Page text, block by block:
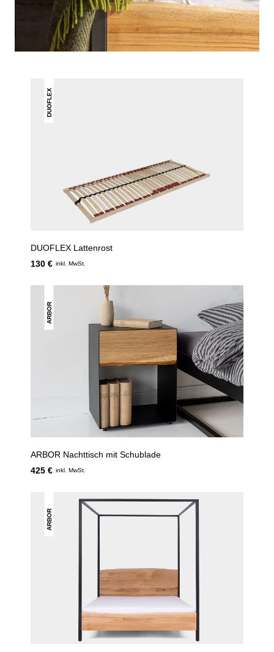
GEFALLEN
DUOFLEX
DUOFLEX Lattenrost
130 € inkl. MwSt.
ARBOR
ARBOR Nachttisch mit Schublade
425 € inkl. MwSt.
ARBOR